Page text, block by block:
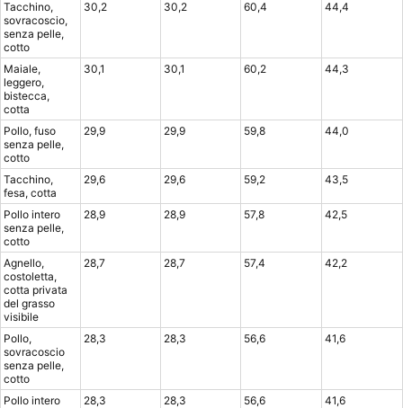
Tacchino,
sovracoscio,
senza pelle,
cotto
30,2 30,2 60,4 44,4
Maiale,
leggero,
bistecca,
cotta
30,1 30,1 60,2 44,3
Pollo, fuso
senza pelle,
cotto
29,9 29,9 59,8 44,0
Tacchino,
fesa, cotta
29,6 29,6 59,2 43,5
Pollo intero
senza pelle,
cotto
28,9 28,9 57,8 42,5
Agnello,
costoletta,
cotta privata
del grasso
visibile
28,7 28,7 57,4 42,2
Pollo,
sovracoscio
senza pelle,
cotto
28,3 28,3 56,6 41,6
Pollo intero
28,3 28,3 56,6 41,6